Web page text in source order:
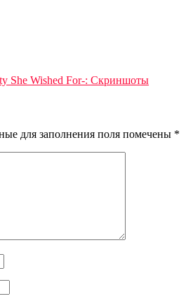
She Wished For-: Скриншоты
для заполнения поля помечены *